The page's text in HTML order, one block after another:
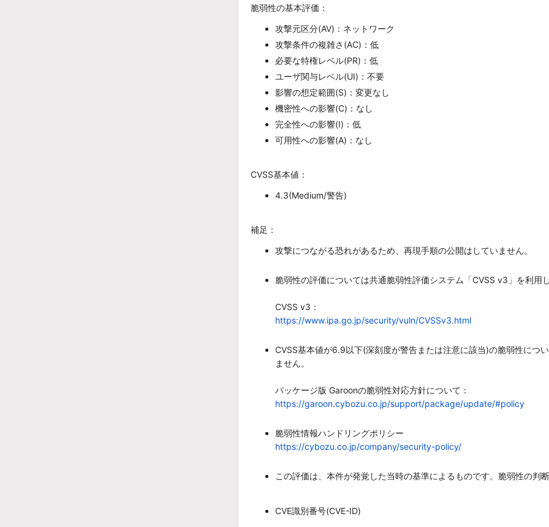
脆弱性の基本評価：
攻撃元区分(AV)：ネットワーク
攻撃条件の複雑さ(AC)：低
必要な特権レベル(PR)：低
ユーザ関与レベル(UI)：不要
影響の想定範囲(S)：変更なし
機密性への影響(C)：なし
完全性への影響(I)：低
可用性への影響(A)：なし
CVSS基本値：
4.3(Medium/警告)
補足：
攻撃につながる恐れがあるため、再現手順の公開はしていません。
脆弱性の評価については共通脆弱性評価システム「CVSS v3」を利用し
CVSS v3：
https://www.ipa.go.jp/security/vuln/CVSSv3.html
CVSS基本値が6.9以下(深刻度が警告または注意に該当)の脆弱性につ
ません。
パッケージ版 Garoonの脆弱性対応方針について ：
https://garoon.cybozu.co.jp/support/package/update/#policy
脆弱性情報ハンドリングポリシー
https://cybozu.co.jp/company/security-policy/
この評価は、本件が発覚した当時の基準によるものです。脆弱性の判
CVE識別番号(CVE-ID)